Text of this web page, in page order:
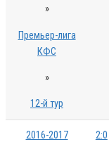
»
Премьер-лига
КФС
»
12-й тур
2016-2017 2:0